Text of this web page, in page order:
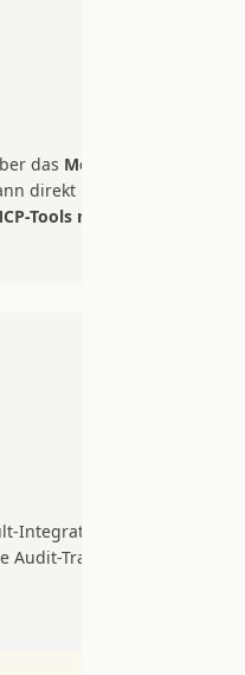
das Model Context
direkt interagieren.
Tools nutzen
Integration, URL-
Trails sind